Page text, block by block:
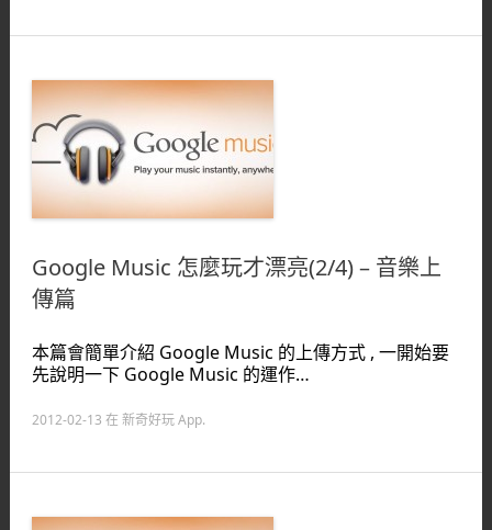
Google Music 怎麼玩才漂亮(2/4) – 音樂上
傳篇
本篇會簡單介紹 Google Music 的上傳方式 , 一開始要
先說明一下 Google Music 的運作…
2012-02-13 在 新奇好玩 App.